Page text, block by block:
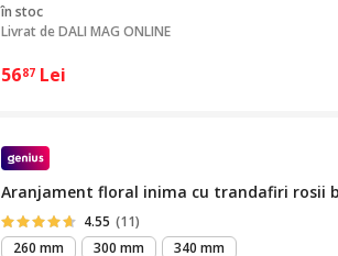
în stoc
Livrat deDALI MAG ONLINE
5687 Lei
Aranjament floral inima cu trandafiri rosii
4.55 (11)
260 mm
300 mm
340 mm